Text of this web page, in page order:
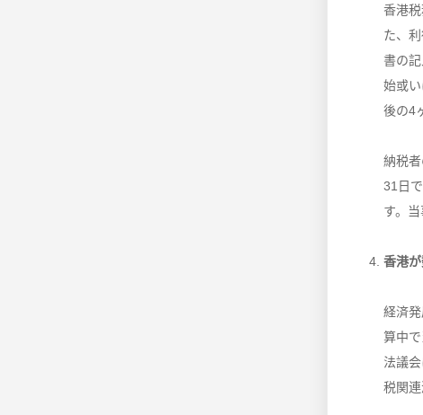
香港
た、
書の
始或
後の4
納税
31日
す。
香港
経済
算中
法議
税関連